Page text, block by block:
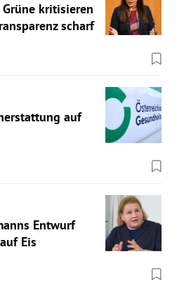
Grüne kritisieren
scharf
auf
Entwurf
Eis